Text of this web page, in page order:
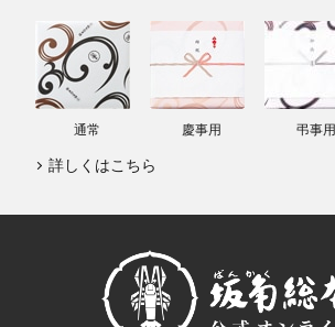
通常 慶事用 弔事用
詳しくはこちら